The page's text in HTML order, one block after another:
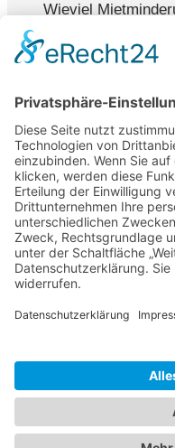
Wieviel
Stromausfall?
Warum
Stromausfall?
Wie lange hält ein
Gibt es bei einem
Was sind die